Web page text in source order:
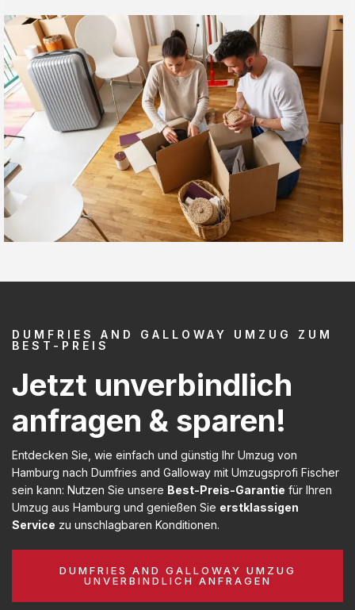
DUMFRIES AND GALLOWAY UMZUG ZUM
BEST-PREIS
Jetzt unverbindlich
anfragen & sparen!
Entdecken Sie, wie einfach und günstig Ihr Umzug von
Hamburg nach Dumfries and Galloway mit Umzugsprofi Fischer
sein kann: Nutzen Sie unsere Best-Preis-Garantie für Ihren
Umzug aus Hamburg und genießen Sie erstklassigen
Service zu unschlagbaren Konditionen.
DUMFRIES AND GALLOWAY UMZUG
UNVERBINDLICH ANFRAGEN